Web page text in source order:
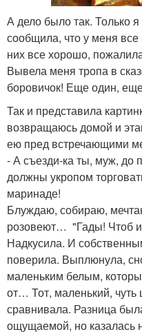
А дело было так. Только
сообщила, что у меня все
них все хорошо,
Вывела меня тропа в
боровичок! Еще один,
Так и представила
возвращаюсь домой и
ею пред встречающими
- А съезди-ка ты, муж, до
должны укропом
маринаде!
Блуждаю, собираю,
розовеют… "Гады! Чтоб
Надкусила. И
поверила. Выплюнула,
маленьким белым,
от… Тот, маленький, чуть
сравнивала. Разница
ощущаемой, но казалась